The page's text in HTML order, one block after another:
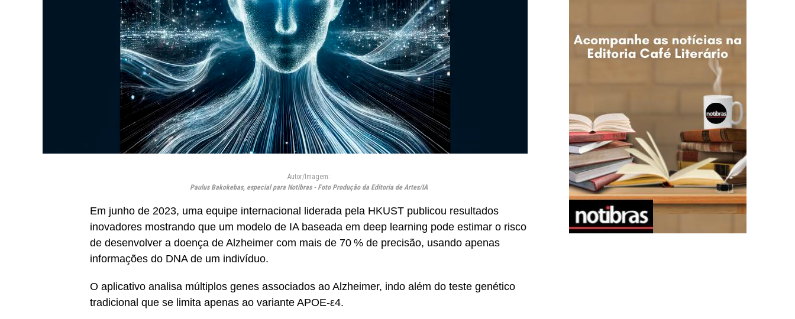
Autor/Imagem:
Paulus Bakokebas, especial para Notibras - Foto Produção da Editoria de Artes/IA
Em junho de 2023, uma equipe internacional liderada pela HKUST publicou resultados
inovadores mostrando que um modelo de IA baseada em deep learning pode estimar o risco
de desenvolver a doença de Alzheimer com mais de 70 % de precisão, usando apenas
informações do DNA de um indivíduo.
O aplicativo analisa múltiplos genes associados ao Alzheimer, indo além do teste genético
tradicional que se limita apenas ao variante APOE-ε4.